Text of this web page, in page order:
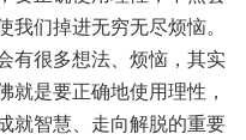
们掉进无穷无尽烦恼。
有很多想法、烦恼，其实
就是要正确地使用理性，
就智慧、走向解脱的重要